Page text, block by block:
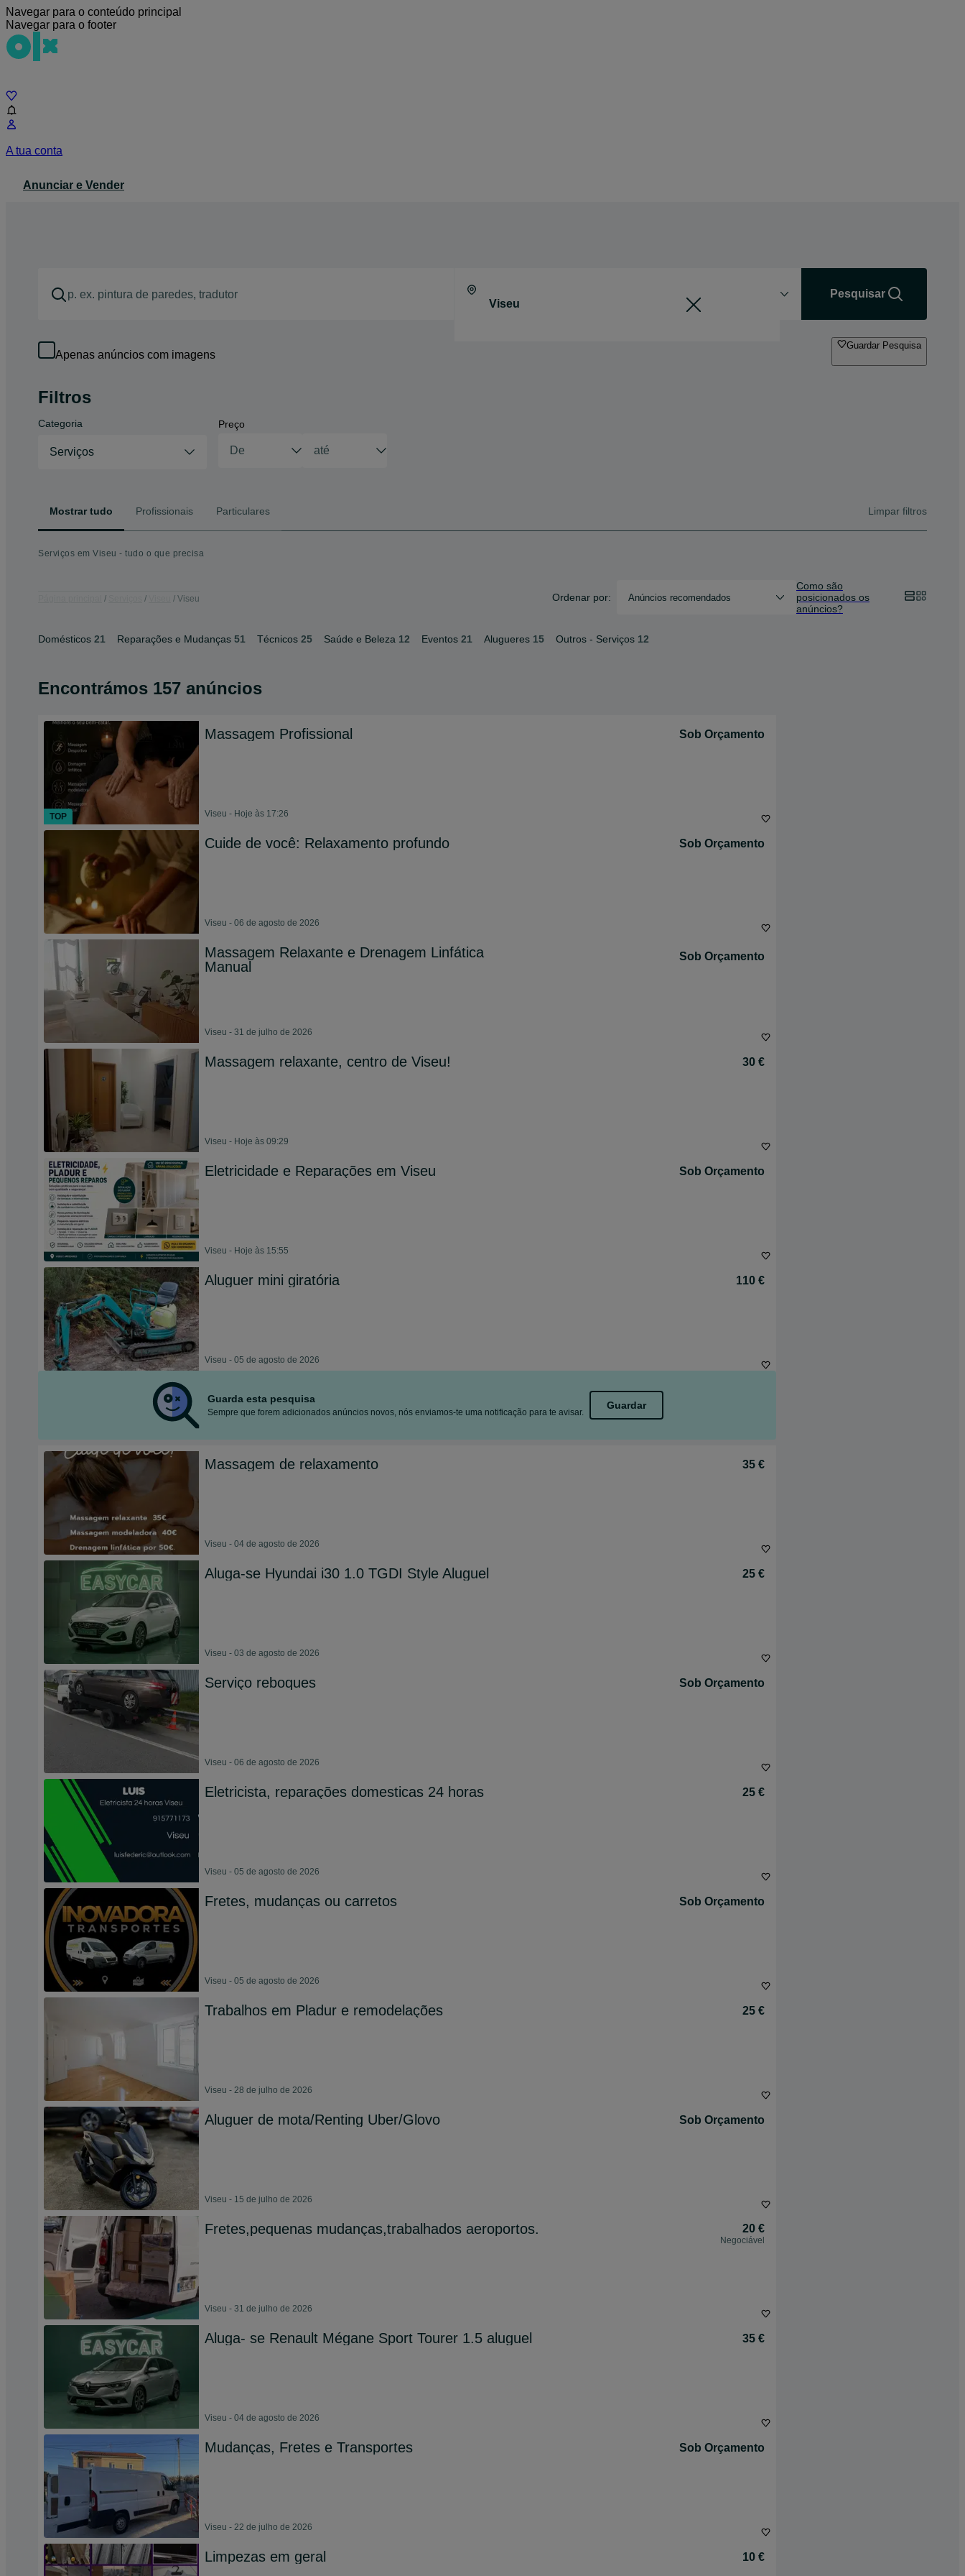
Navegar para o conteúdo principal
Navegar para o footer
A tua conta
Anunciar e Vender
Pesquisar
Apenas anúncios com imagens
Guardar Pesquisa
Filtros
Categoria
Serviços
Preço
Mostrar tudo Profissionais Particulares Limpar filtros
Serviços em Viseu - tudo o que precisa
Viseu Ordenar por: Anúncios recomendados
Como são
posicionados os
anúncios?
Domésticos 21 Reparações e Mudanças 51 Técnicos 25 Saúde e Beleza 12 Eventos 21 Alugueres 15 Outros - Serviços 12
Encontrámos 157 anúncios
Massagem Profissional Sob Orçamento
Viseu - Hoje às 17:26
Cuide de você: Relaxamento profundo Sob Orçamento
Viseu - 06 de agosto de 2026
Massagem Relaxante e Drenagem Linfática
Manual
Sob Orçamento
Viseu - 31 de julho de 2026
Massagem relaxante, centro de Viseu! 30 €
Viseu - Hoje às 09:29
Eletricidade e Reparações em Viseu Sob Orçamento
Viseu - Hoje às 15:55
Aluguer mini giratória 110 €
Viseu - 05 de agosto de 2026
Guarda esta pesquisa
Sempre que forem adicionados anúncios novos, nós enviamos-te uma notificação para te avisar.
Guardar
Massagem de relaxamento 35 €
Viseu - 04 de agosto de 2026
Aluga-se Hyundai i30 1.0 TGDI Style Aluguel 25 €
Viseu - 03 de agosto de 2026
Serviço reboques Sob Orçamento
Viseu - 06 de agosto de 2026
Eletricista, reparações domesticas 24 horas 25 €
Viseu - 05 de agosto de 2026
Fretes, mudanças ou carretos Sob Orçamento
Viseu - 05 de agosto de 2026
Trabalhos em Pladur e remodelações 25 €
Viseu - 28 de julho de 2026
Aluguer de mota/Renting Uber/Glovo Sob Orçamento
Viseu - 15 de julho de 2026
Fretes,pequenas mudanças,trabalhados aeroportos. 20 €
Negociável
Viseu - 31 de julho de 2026
Aluga- se Renault Mégane Sport Tourer 1.5 aluguel 35 €
Viseu - 04 de agosto de 2026
Mudanças, Fretes e Transportes Sob Orçamento
Viseu - 22 de julho de 2026
Limpezas em geral 10 €
TOP